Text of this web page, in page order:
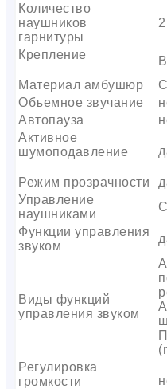
Количество
наушников
гарнитуры
2
Крепление
Материал амбушюр
Объемное звучание
Автопауза
Активное
шумоподавление
Режим прозрачности
Управление
наушниками
Функции управления
звуком
Виды функций
управления звуком
Регулировка
громкости